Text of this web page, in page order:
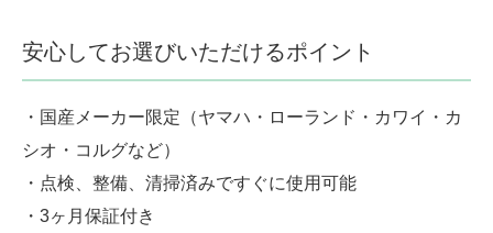
安心してお選びいただけるポイント
・国産メーカー限定（ヤマハ・ローランド・カワイ・カ
シオ・コルグなど）
・点検、整備、清掃済みですぐに使用可能
・3ヶ月保証付き